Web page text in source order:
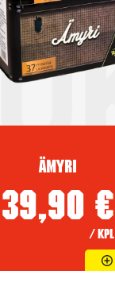
Ämyri
39,90 €
/ kpl